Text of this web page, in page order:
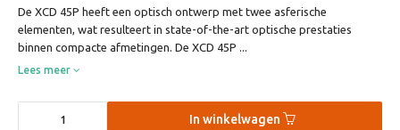
De XCD 45P heeft een optisch ontwerp met twee asferische
elementen, wat resulteert in state-of-the-art optische prestaties
binnen compacte afmetingen. De XCD 45P ...
Lees meer
In winkelwagen